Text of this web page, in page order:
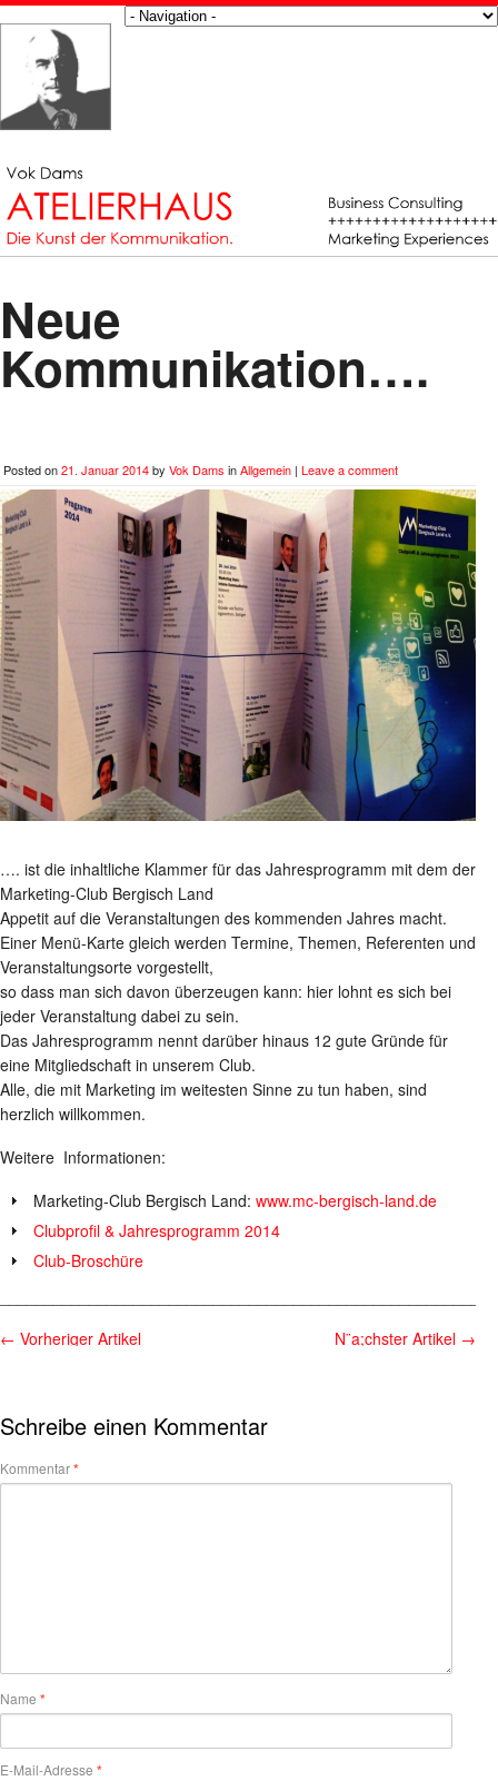
Neue
Kommunikation….
Posted on21. Januar 2014by Vok Dams inAllgemein | Leave a comment
…. ist die inhaltliche Klammer für das Jahresprogramm mit dem der
Marketing-Club Bergisch Land
Appetit auf die Veranstaltungen des kommenden Jahres macht.
Einer Menü-Karte gleich werden Termine, Themen, Referenten und
Veranstaltungsorte vorgestellt,
so dass man sich davon überzeugen kann: hier lohnt es sich bei
jeder Veranstaltung dabei zu sein.
Das Jahresprogramm nennt darüber hinaus 12 gute Gründe für
eine Mitgliedschaft in unserem Club.
Alle, die mit Marketing im weitesten Sinne zu tun haben, sind
herzlich willkommen.
Weitere Informationen:
Marketing-Club Bergisch Land: www.mc-bergisch-land.de
Clubprofil & Jahresprogramm 2014
Club-Broschüre
← Vorheriger Artikel N¨a;chster Artikel →
Schreibe einen Kommentar
Kommentar*
Name *
E-Mail-Adresse *